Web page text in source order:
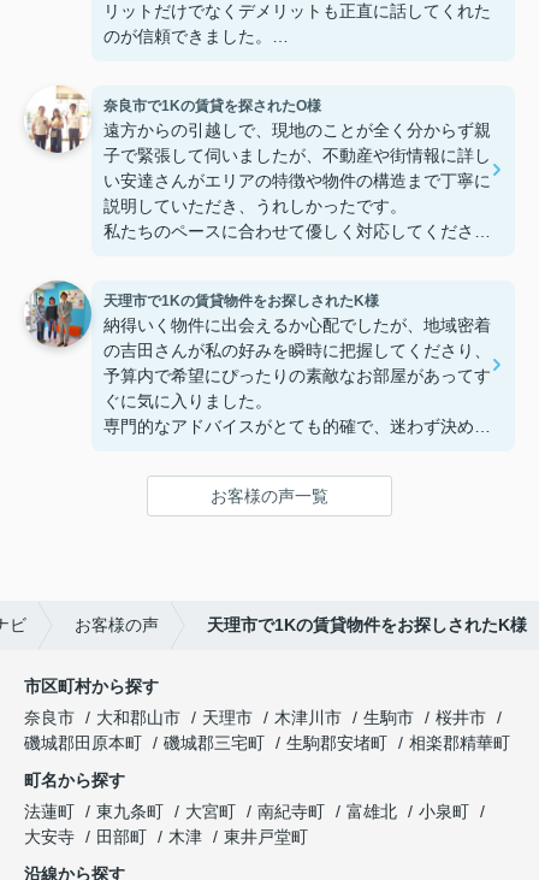
リットだけでなくデメリットも正直に話してくれた
のが信頼できました。
す。
奈良市で1Kの賃貸を探されたO様
遠方からの引越しで、現地のことが全く分からず親
子で緊張して伺いましたが、不動産や街情報に詳し
い安達さんがエリアの特徴や物件の構造まで丁寧に
説明していただき、うれしかったです。
私たちのペースに合わせて優しく対応してくださっ
り、感謝しています。安達さん、ありがとうござい
ました！
天理市で1Kの賃貸物件をお探しされたK様
納得いく物件に出会えるか心配でしたが、地域密着
の吉田さんが私の好みを瞬時に把握してくださり、
予算内で希望にぴったりの素敵なお部屋があってす
ぐに気に入りました。
専門的なアドバイスがとても的確で、迷わず決める
鍵の受け取りのときに、また元気(o・・o)/~お店に
お客様の声一覧
ビ お客様の声 天理市で1Kの賃貸物件をお探しされたK様
市区町村から探す
奈良市
大和郡山市 天理市 木津川市 生駒市
桜井市
磯城郡田原本町
磯城郡三宅町 生駒郡安堵町
相楽郡精華町
町名から探す
法蓮町
東九条町 大宮町 南紀寺町 富雄北
小泉町
大安寺
田部町 木津
東井戸堂町
沿線から探す